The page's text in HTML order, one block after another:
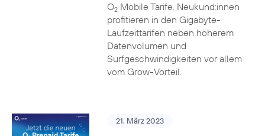
O2Mobile Tarife. Neukund:innen
profitieren in den Gigabyte-
Laufzeittarifen neben höherem
Datenvolumen und
Surfgeschwindigkeiten vor allem
vom Grow-Vorteil.
21. März 2023